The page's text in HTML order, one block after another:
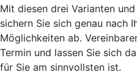
Mit diesen drei Varianten
sichern Sie sich genau nach
Möglichkeiten ab.
Termin und lassen Sie sich
für Sie am sinnvollsten ist.